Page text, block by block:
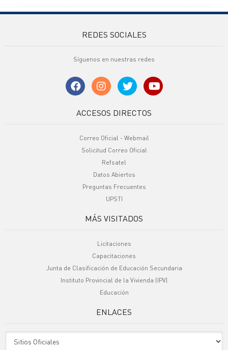
REDES SOCIALES
Síguenos en nuestras redes
ACCESOS DIRECTOS
Correo Oficial - Webmail
Solicitud Correo Oficial
Refsatel
Datos Abiertos
Preguntas Frecuentes
UPSTI
MÁS VISITADOS
Licitaciones
Capacitaciones
Junta de Clasificación de Educación Secundaria
Instituto Provincial de la Vivienda (IPV)
Educación
ENLACES